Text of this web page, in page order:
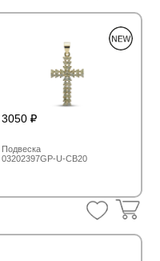
3050
Подвеска
03202397GP-U-CB20